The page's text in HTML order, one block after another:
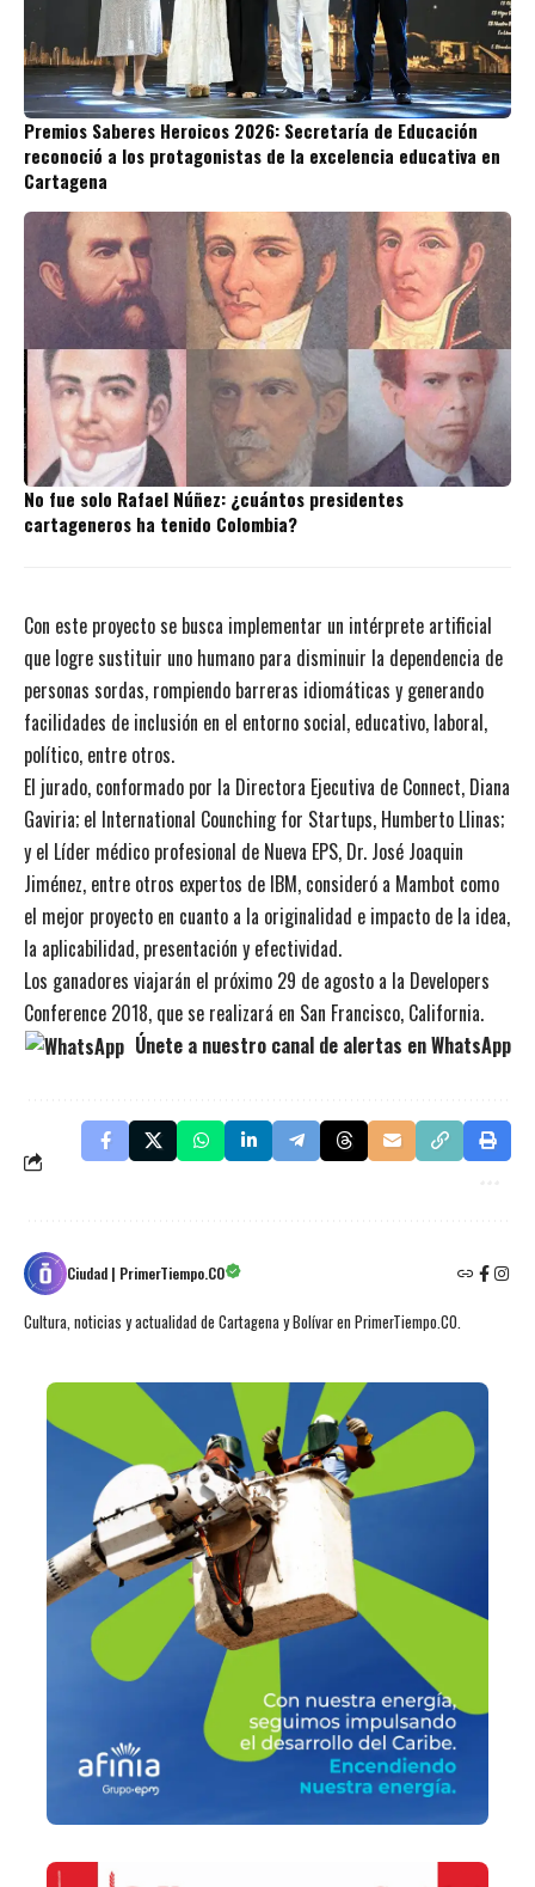
Premios Saberes Heroicos 2026: Secretaría de Educación
reconoció a los protagonistas de la excelencia educativa en
Cartagena
No fue solo Rafael Núñez: ¿cuántos presidentes
cartageneros ha tenido Colombia?
Con este proyecto se busca implementar un intérprete artificial
que logre sustituir uno humano para disminuir la dependencia de
personas sordas, rompiendo barreras idiomáticas y generando
facilidades de inclusión en el entorno social, educativo, laboral,
político, entre otros.
El jurado, conformado por la Directora Ejecutiva de Connect, Diana
Gaviria; el International Counching for Startups, Humberto Llinas;
y el Líder médico profesional de Nueva EPS, Dr. José Joaquin
Jiménez, entre otros expertos de IBM, consideró a Mambot como
el mejor proyecto en cuanto a la originalidad e impacto de la idea,
la aplicabilidad, presentación y efectividad.
Los ganadores viajarán el próximo 29 de agosto a la Developers
Conference 2018, que se realizará en San Francisco, California.
Únete a nuestro canal de alertas en WhatsApp
Ciudad | PrimerTiempo.CO
Cultura, noticias y actualidad de Cartagena y Bolívar en PrimerTiempo.CO.